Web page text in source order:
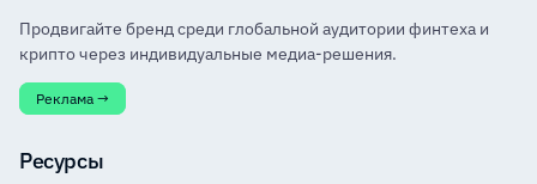
Продвигайте бренд среди глобальной аудитории финтеха и
крипто через индивидуальные медиа-решения.
Реклама →
Ресурсы